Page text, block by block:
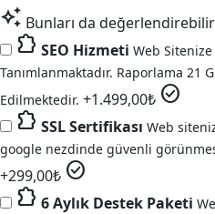
auto_awesome Bunları da
extension SEO Hizmeti Web Sitenize
Tanımlanmaktadır. Raporlama 21
Edilmektedir. +1.499,00₺ check_circle
extension SSL Sertifikası Web
google nezdinde güvenli
+299,00₺ check_circle
extension 6 Aylık Destek Paketi